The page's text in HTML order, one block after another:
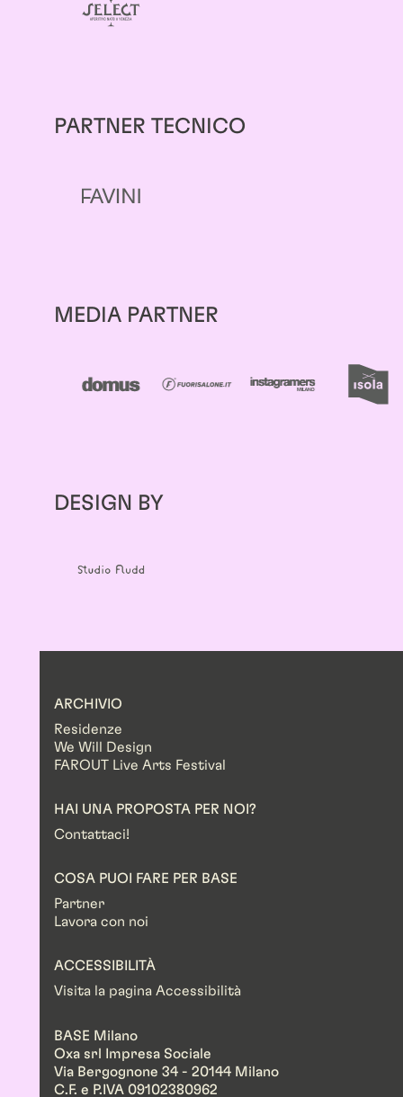
PARTNER TECNICO
MEDIA PARTNER
DESIGN BY
ARCHIVIO
Residenze
We Will Design
FAROUT Live Arts Festival
HAI UNA PROPOSTA PER NOI?
Contattaci!
COSA PUOI FARE PER BASE
Partner
Lavora con noi
ACCESSIBILITÀ
Visita la pagina Accessibilità
BASE Milano
Oxa srl Impresa Sociale
Via Bergognone 34 - 20144 Milano
C.F. e P.IVA 09102380962